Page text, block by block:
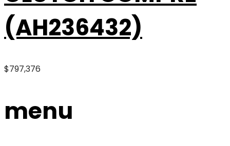
(AH236432)
$797,376
menu